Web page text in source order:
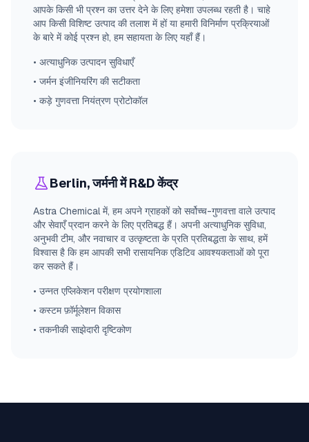
आपके किसी भी प्रश्न का उत्तर देने के लिए हमेशा उपलब्ध रहती है। चाहे
आप किसी विशिष्ट उत्पाद की तलाश में हों या हमारी विनिर्माण प्रक्रियाओं
के बारे में कोई प्रश्न हो, हम सहायता के लिए यहाँ हैं।
• अत्याधुनिक उत्पादन सुविधाएँ
• जर्मन इंजीनियरिंग की सटीकता
• कड़े गुणवत्ता नियंत्रण प्रोटोकॉल
Berlin, जर्मनी में R&D केंद्र
Astra Chemical में, हम अपने ग्राहकों को सर्वोच्च-गुणवत्ता वाले उत्पाद
और सेवाएँ प्रदान करने के लिए प्रतिबद्ध हैं। अपनी अत्याधुनिक सुविधा,
अनुभवी टीम, और नवाचार व उत्कृष्टता के प्रति प्रतिबद्धता के साथ, हमें
विश्वास है कि हम आपकी सभी रासायनिक एडिटिव आवश्यकताओं को पूरा
कर सकते हैं।
• उन्नत एप्लिकेशन परीक्षण प्रयोगशाला
• कस्टम फ़ॉर्मूलेशन विकास
• तकनीकी साझेदारी दृष्टिकोण